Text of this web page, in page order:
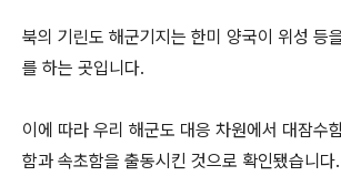
북의 기린도 해군기지는 한미 양국이 위성 등
를 하는 곳입니다.
이에 따라 우리 해군도 대응 차원에서 대잠수
함과 속초함을 출동시킨 것으로 확인됐습니다.